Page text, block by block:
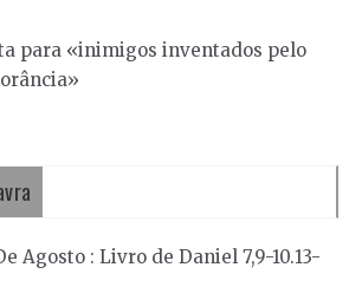
para «inimigos inventados pelo
Agosto : Livro de Daniel 7,9-10.13-